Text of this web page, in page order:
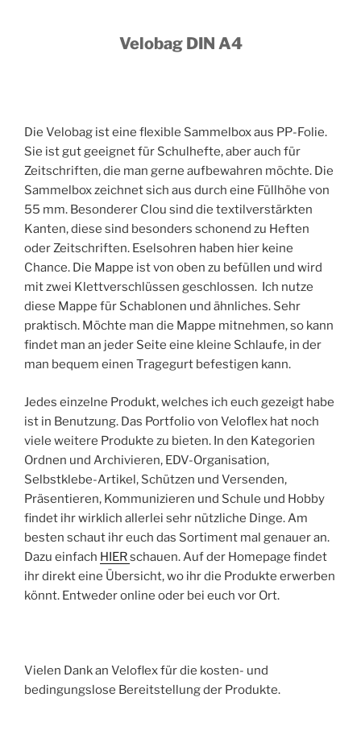
Velobag DIN A4
Die Velobag ist eine flexible Sammelbox aus PP-Folie.
Sie ist gut geeignet für Schulhefte, aber auch für
Zeitschriften, die man gerne aufbewahren möchte. Die
Sammelbox zeichnet sich aus durch eine Füllhöhe von
55 mm. Besonderer Clou sind die textilverstärkten
Kanten, diese sind besonders schonend zu Heften
oder Zeitschriften. Eselsohren haben hier keine
Chance. Die Mappe ist von oben zu befüllen und wird
mit zwei Klettverschlüssen geschlossen. Ich nutze
diese Mappe für Schablonen und ähnliches. Sehr
praktisch. Möchte man die Mappe mitnehmen, so kann
findet man an jeder Seite eine kleine Schlaufe, in der
man bequem einen Tragegurt befestigen kann.
Jedes einzelne Produkt, welches ich euch gezeigt habe
ist in Benutzung. Das Portfolio von Veloflex hat noch
viele weitere Produkte zu bieten. In den Kategorien
Ordnen und Archivieren, EDV-Organisation,
Selbstklebe-Artikel, Schützen und Versenden,
Präsentieren, Kommunizieren und Schule und Hobby
findet ihr wirklich allerlei sehr nützliche Dinge. Am
besten schaut ihr euch das Sortiment mal genauer an.
Dazu einfach HIERschauen. Auf der Homepage findet
ihr direkt eine Übersicht, wo ihr die Produkte erwerben
könnt. Entweder online oder bei euch vor Ort.
Vielen Dank an Veloflex für die kosten- und
bedingungslose Bereitstellung der Produkte.